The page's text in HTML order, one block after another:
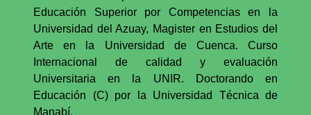
Educación Superior por Competencias en la
Universidad del Azuay, Magister en Estudios del
Arte en la Universidad de Cuenca. Curso
Internacional de calidad y evaluación
Universitaria en la UNIR. Doctorando en
Educación (C) por la Universidad Técnica de
Manabí.